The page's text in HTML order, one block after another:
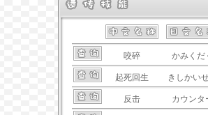
咬碎 かみくだ
起死回生 きしかい
反击 カウンタ